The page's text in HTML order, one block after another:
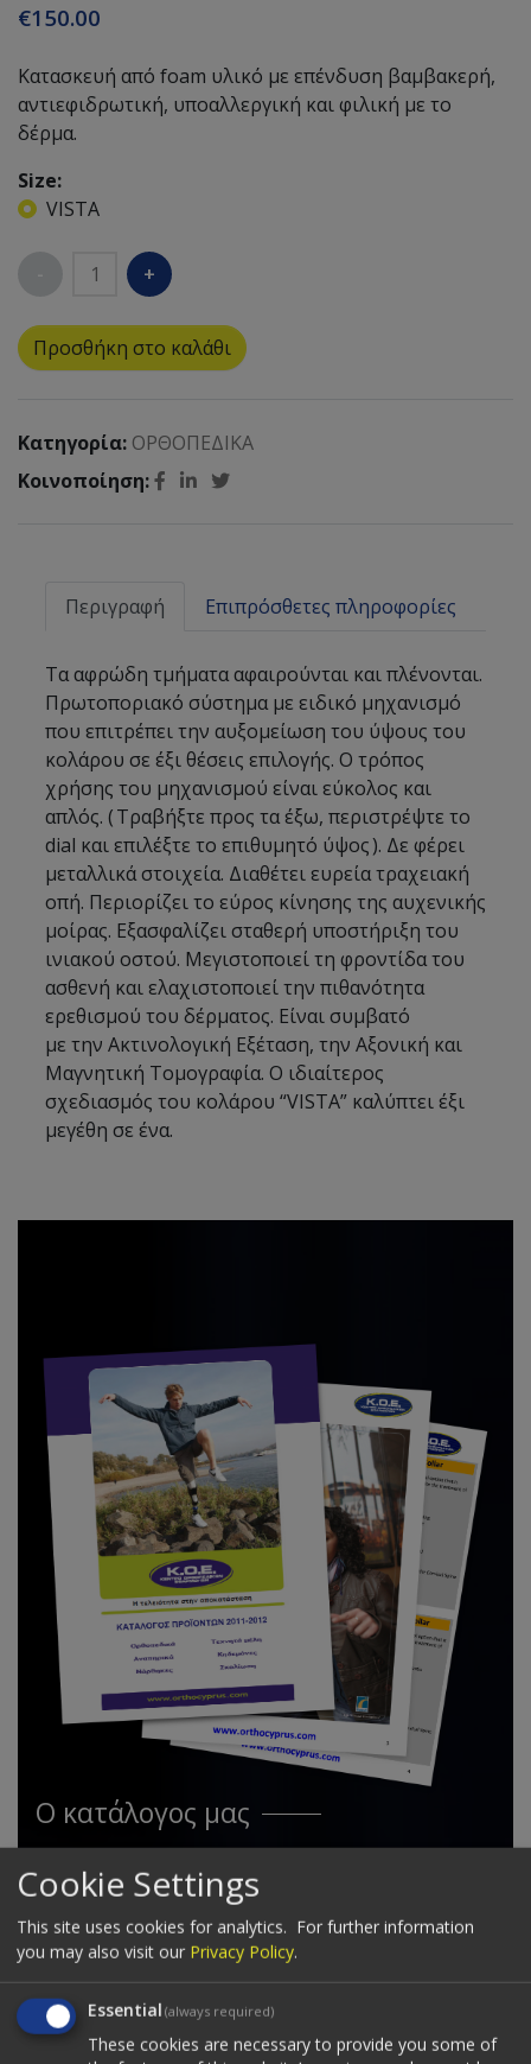
€150.00
Κατασκευή από foam υλικό με επένδυση βαμβακερή,
αντιεφιδρωτική, υποαλλεργική και φιλική με το
δέρμα.
Size:
VISTA
Quantity
Προσθήκη στο καλάθι
Κατηγορία: ΟΡΘΟΠΕΔΙΚΑ
Κοινοποίηση:
Περιγραφή Επιπρόσθετες πληροφορίες
Τα αφρώδη τμήματα αφαιρούνται και πλένονται.
Πρωτοποριακό σύστημα με ειδικό μηχανισμό
που επιτρέπει την αυξομείωση του ύψους του
κολάρου σε έξι θέσεις επιλογής. Ο τρόπος
χρήσης του μηχανισμού είναι εύκολος και
απλός. ( Τραβήξτε προς τα έξω, περιστρέψτε το
dial και επιλέξτε το επιθυμητό ύψος ). Δε φέρει
μεταλλικά στοιχεία. Διαθέτει ευρεία τραχειακή
οπή. Περιορίζει το εύρος κίνησης της αυχενικής
μοίρας. Εξασφαλίζει σταθερή υποστήριξη του
ινιακού οστού. Μεγιστοποιεί τη φροντίδα του
ασθενή και ελαχιστοποιεί την πιθανότητα
ερεθισμού του δέρματος. Είναι συμβατό
με την Ακτινολογική Εξέταση, την Αξονική και
Μαγνητική Τομογραφία. Ο ιδιαίτερος
σχεδιασμός του κολάρου “VISTA” καλύπτει έξι
μεγέθη σε ένα.
Ο κατάλογος μας
Δείτε τον κατάλογό μας ηλεκτρονικά.
83 σελίδες με προϊόντα για:
Ορθοπεδικά
Αναπηρικά
Νάρθηκες
Cookie Settings
This site uses cookies for analytics. For further information
you may also visit our Privacy Policy.
Essential (always required)
These cookies are necessary to provide you some of